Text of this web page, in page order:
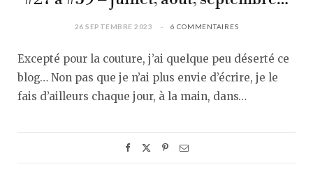
26 SEPTEMBRE 2023 6 COMMENTAIRES
Excepté pour la couture, j’ai quelque peu déserté ce
blog… Non pas que je n’ai plus envie d’écrire, je le
fais d’ailleurs chaque jour, à la main, dans…